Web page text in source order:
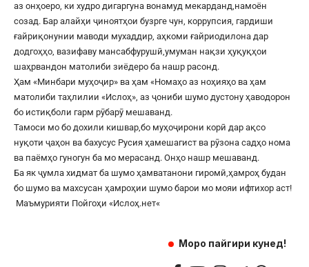
аз онҳоеро, ки худро дигаргуна вонамуд мекарданд,намоён
созад. Бар алайҳи ҷиноятҳои бузрге чун, коррупсия, гардиши
ғайриқонунии маводи мухаддир, аҳкоми ғайриодилона дар
додгоҳҳо, вазифаву мансабфурушӣ,умуман нақзи ҳуқуқҳои
шаҳрвандон матолиби зиёдеро ба нашр расонд.
Ҳам «Минбари муҳоҷир» ва ҳам «Номаҳо аз ноҳияҳо ва ҳам
матолиби таҳлилии «Ислоҳ», аз ҷониби шумо дустону ҳаводорон
бо истиқболи гарм рӯбарӯ мешаванд.
Тамоси мо бо дохили кишвар,бо муҳоҷирони корӣ дар ақсо
нуқоти ҷаҳон ва бахусус Русия ҳамешагист ва рӯзона садҳо нома
ва паёмҳо гуногун ба мо мерасанд. Онҳо нашр мешаванд.
Ба як ҷумла хидмат ба шумо ҳамватанони гиромӣ,ҳамроҳ будан
бо шумо ва махсусан ҳамроҳии шумо барои мо мояи ифтихор аст!
Маъмурияти Пойгоҳи «Ислоҳ.нет«
Моро пайгири кунед!